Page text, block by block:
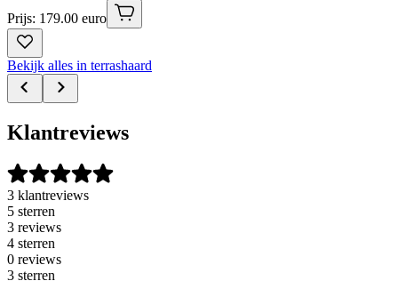
Prijs: 179.00 euro
Bekijk alles in terrashaard
Klantreviews
3 klantreviews
5 sterren
3 reviews
4 sterren
0 reviews
3 sterren